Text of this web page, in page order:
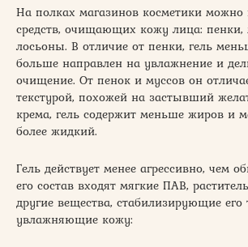
На полках магазинов косметики можно
средств, очищающих кожу лица:
лосьоны. В отличие от пенки, гель
больше направлен на увлажнение и
очищение. От пенок и муссов он
текстурой, похожей на застывший
крема, гель содержит меньше жиров и
более жидкий.
Гель действует менее агрессивно, чем
его состав входят мягкие ПАВ,
другие вещества, стабилизирующие его
увлажняющие кожу: